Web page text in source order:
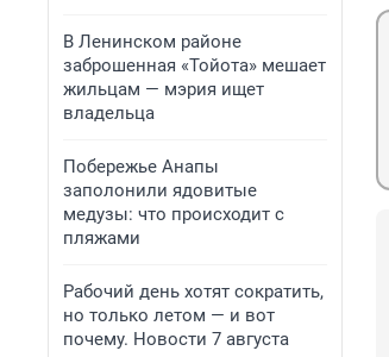
В Ленинском районе
заброшенная «Тойота» мешает
жильцам — мэрия ищет
владельца
Побережье Анапы
заполонили ядовитые
медузы: что происходит с
пляжами
Рабочий день хотят сократить,
но только летом — и вот
почему. Новости 7 августа